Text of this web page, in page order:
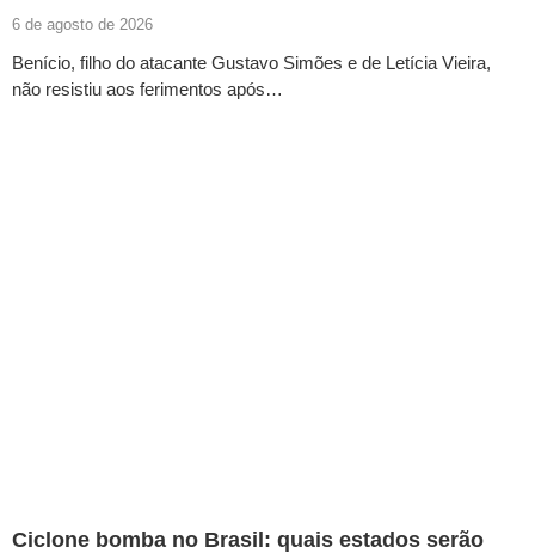
6 de agosto de 2026
Benício, filho do atacante Gustavo Simões e de Letícia Vieira,
não resistiu aos ferimentos após…
Ciclone bomba no Brasil: quais estados serão